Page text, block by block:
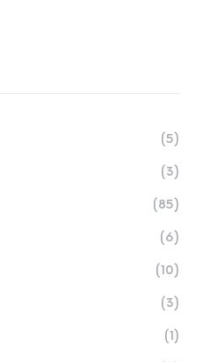
(5)
(3)
(85)
(6)
(10)
(3)
(1)